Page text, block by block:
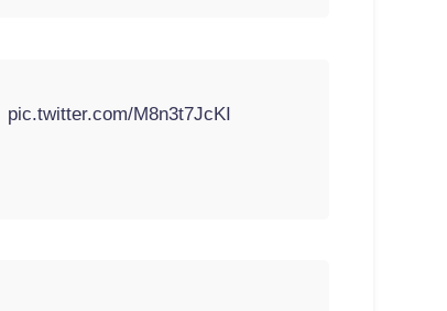
pic.twitter.com/M8n3t7JcKI